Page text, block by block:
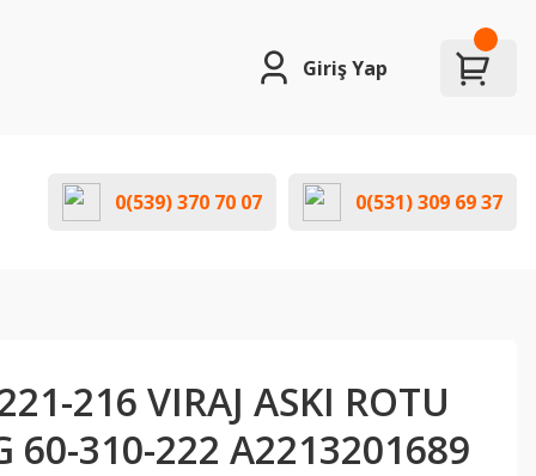
Giriş Yap
0(539) 370 70 07 0(531) 309 69 37
216 VIRAJ ASKI ROTU
60-310-222 A2213201689